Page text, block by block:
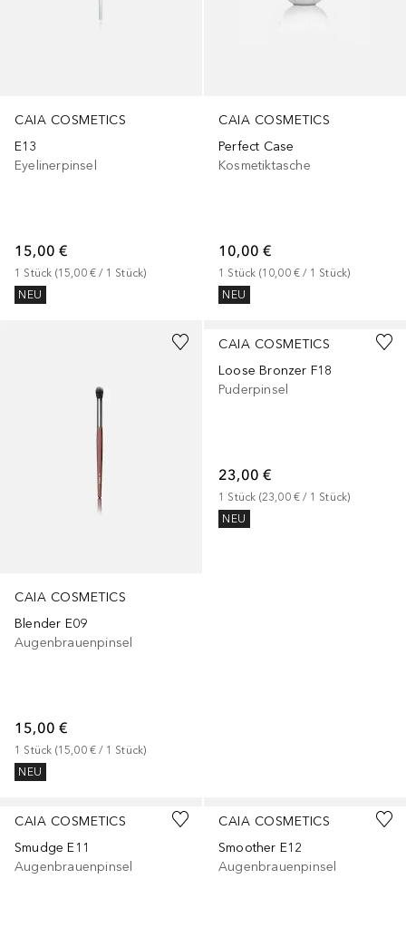
CAIA COSMETICS
E13
Eyelinerpinsel
15,00 €
1 Stück (15,00 € / 1 Stück)
NEU
CAIA COSMETICS
Perfect Case
Kosmetiktasche
10,00 €
1 Stück (10,00 € / 1 Stück)
NEU
CAIA COSMETICS
Blender E09
Augenbrauenpinsel
15,00 €
1 Stück (15,00 € / 1 Stück)
NEU
CAIA COSMETICS
Loose Bronzer F18
Puderpinsel
23,00 €
1 Stück (23,00 € / 1 Stück)
NEU
CAIA COSMETICS
Smudge E11
Augenbrauenpinsel
CAIA COSMETICS
Smoother E12
Augenbrauenpinsel